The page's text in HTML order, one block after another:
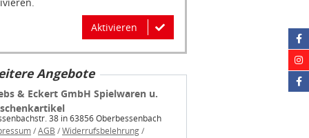
Aktivieren
& Eckert GmbH Spielwaren u.
38 in 63856 Oberbessenbach
/AGB/Widerrufsbelehrung/